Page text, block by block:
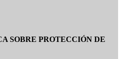
SOBRE PROTECCIÓN DE